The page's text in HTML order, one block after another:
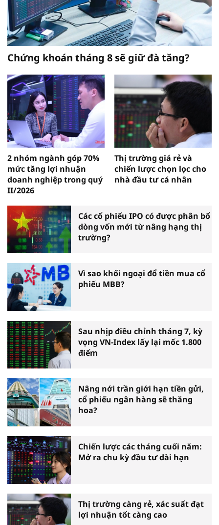
Chứng khoán tháng 8 sẽ giữ đà tăng?
2 nhóm ngành góp 70%
mức tăng lợi nhuận
doanh nghiệp trong quý
II/2026
Thị trường giá rẻ và
chiến lược chọn lọc cho
nhà đầu tư cá nhân
Các cổ phiếu IPO có được phân bổ
dòng vốn mới từ nâng hạng thị
trường?
Vì sao khối ngoại đổ tiền mua cổ
phiếu MBB?
Sau nhịp điều chỉnh tháng 7, kỳ
vọng VN-Index lấy lại mốc 1.800
điểm
Nâng nới trần giới hạn tiền gửi,
cổ phiếu ngân hàng sẽ thăng
hoa?
Chiến lược các tháng cuối năm:
Mở ra chu kỳ đầu tư dài hạn
Thị trường càng rẻ, xác suất đạt
lợi nhuận tốt càng cao